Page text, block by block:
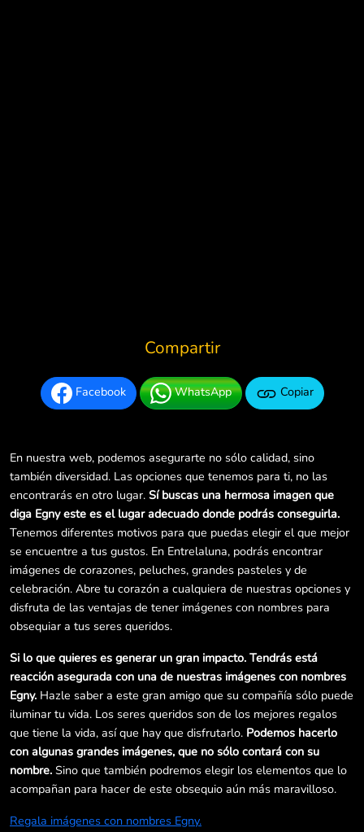
Compartir
Facebook WhatsApp Copiar
En nuestra web, podemos asegurarte no sólo calidad, sino
también diversidad. Las opciones que tenemos para ti, no las
encontrarás en otro lugar. Sí buscas una hermosa imagen que
diga Egny este es el lugar adecuado donde podrás conseguirla.
Tenemos diferentes motivos para que puedas elegir el que mejor
se encuentre a tus gustos. En Entrelaluna, podrás encontrar
imágenes de corazones, peluches, grandes pasteles y de
celebración. Abre tu corazón a cualquiera de nuestras opciones y
disfruta de las ventajas de tener imágenes con nombres para
obsequiar a tus seres queridos.
Si lo que quieres es generar un gran impacto. Tendrás está
reacción asegurada con una de nuestras imágenes con nombres
Egny. Hazle saber a este gran amigo que su compañía sólo puede
iluminar tu vida. Los seres queridos son de los mejores regalos
que tiene la vida, así que hay que disfrutarlo. Podemos hacerlo
con algunas grandes imágenes, que no sólo contará con su
nombre. Sino que también podremos elegir los elementos que lo
acompañan para hacer de este obsequio aún más maravilloso.
Regala imágenes con nombres Egny.